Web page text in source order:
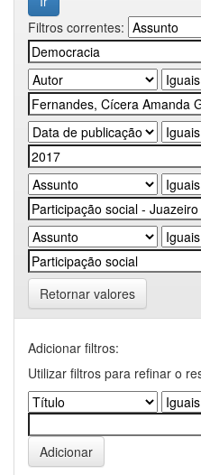
Filtros correntes:
Retornar valores
Adicionar filtros:
Utilizar filtros para refinar o